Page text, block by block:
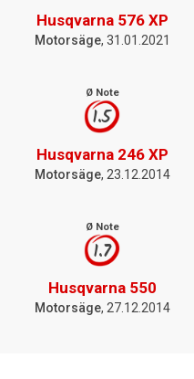
Husqvarna 576 XP
Motorsäge, 31.01.2021
Ø Note
1.5
Husqvarna 246 XP
Motorsäge, 23.12.2014
Ø Note
1.7
Husqvarna 550
Motorsäge, 27.12.2014